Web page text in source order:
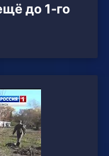
до 1-го